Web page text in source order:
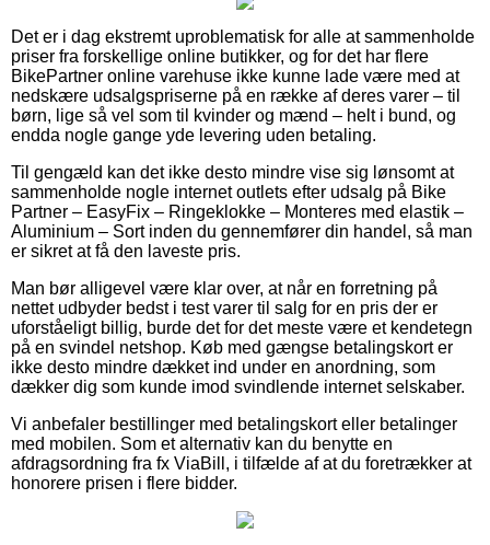
Det er i dag ekstremt uproblematisk for alle at sammenholde
priser fra forskellige online butikker, og for det har flere
BikePartner online varehuse ikke kunne lade være med at
nedskære udsalgspriserne på en række af deres varer – til
børn, lige så vel som til kvinder og mænd – helt i bund, og
endda nogle gange yde levering uden betaling.
Til gengæld kan det ikke desto mindre vise sig lønsomt at
sammenholde nogle internet outlets efter udsalg på Bike
Partner – EasyFix – Ringeklokke – Monteres med elastik –
Aluminium – Sort inden du gennemfører din handel, så man
er sikret at få den laveste pris.
Man bør alligevel være klar over, at når en forretning på
nettet udbyder bedst i test varer til salg for en pris der er
uforståeligt billig, burde det for det meste være et kendetegn
på en svindel netshop. Køb med gængse betalingskort er
ikke desto mindre dækket ind under en anordning, som
dækker dig som kunde imod svindlende internet selskaber.
Vi anbefaler bestillinger med betalingskort eller betalinger
med mobilen. Som et alternativ kan du benytte en
afdragsordning fra fx ViaBill, i tilfælde af at du foretrækker at
honorere prisen i flere bidder.